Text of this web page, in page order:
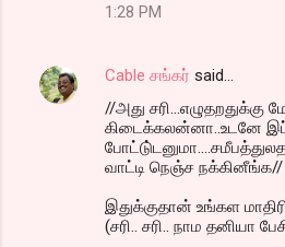
1:28 PM
Cable சங்கர் said…
//அது சரி...எழுதறதுக்கு
கிடைக்கலன்னா..உடனே
வாட்டி நெஞ்ச நக்கினீங்க//
இதுக்குதான் உங்கள
(சரி.. சரி.. நாம தனியா